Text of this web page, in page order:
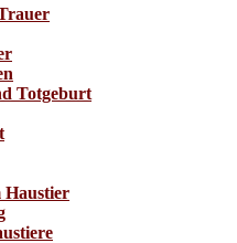
Totgeburt
Haustier